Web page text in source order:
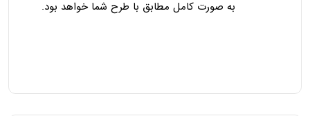
به صورت کامل مطابق با طرح شما خواهد بود.